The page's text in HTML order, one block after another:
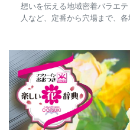
想いを伝える地域密着バラエ
人など、定番から穴場まで、